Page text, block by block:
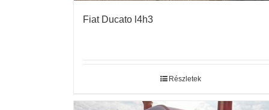
Fiat Ducato l4h3
Részletek